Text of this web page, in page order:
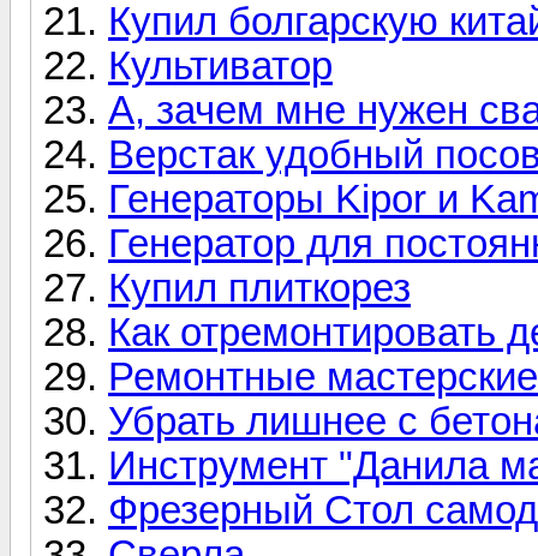
Купил болгарскую
Культиватор
А, зачем мне нужен
Верстак удобный
Генераторы Kipor и
Генератор для
Купил плиткорез
Как отремонтировать
Ремонтные мастерские
Убрать лишнее с
Инструмент "Данила
Фрезерный Стол